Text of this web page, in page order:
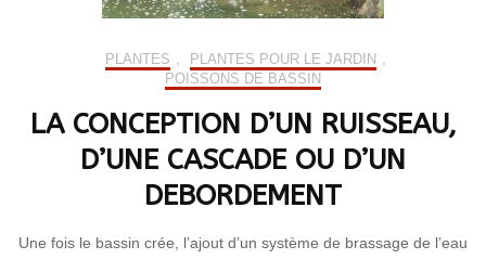
PLANTES , PLANTES POUR LE JARDIN ,
POISSONS DE BASSIN
LA CONCEPTION D’UN RUISSEAU,
D’UNE CASCADE OU D’UN
DEBORDEMENT
Une fois le bassin crée, l’ajout d’un système de brassage de l’eau